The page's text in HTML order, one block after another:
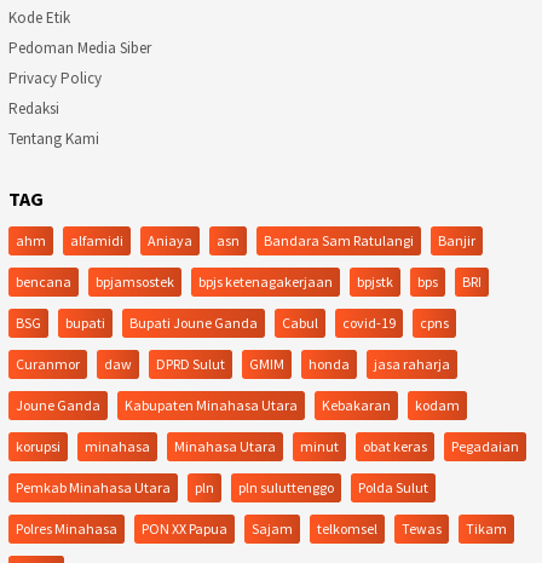
Kode Etik
Pedoman Media Siber
Privacy Policy
Redaksi
Tentang Kami
TAG
ahm alfamidi Aniaya asn Bandara Sam Ratulangi Banjir
bencana bpjamsostek bpjs ketenagakerjaan bpjstk bps BRI
BSG bupati Bupati Joune Ganda Cabul covid-19 cpns
Curanmor daw DPRD Sulut GMIM honda jasa raharja
Joune Ganda Kabupaten Minahasa Utara Kebakaran kodam
korupsi minahasa Minahasa Utara minut obat keras Pegadaian
Pemkab Minahasa Utara pln pln suluttenggo Polda Sulut
Polres Minahasa PON XX Papua Sajam telkomsel Tewas Tikam